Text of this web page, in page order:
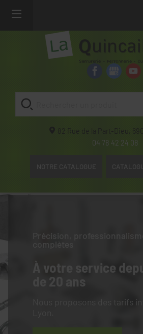
82 Rue de la Part-Dieu,
04 78 42 24 08
NOTRE CATALOGUE
Précision,
complètes
À votre service
de 20 ans
Nous proposons des tarifs